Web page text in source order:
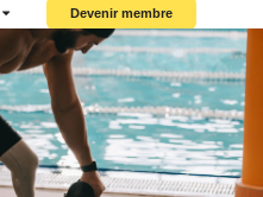
Devenir membre